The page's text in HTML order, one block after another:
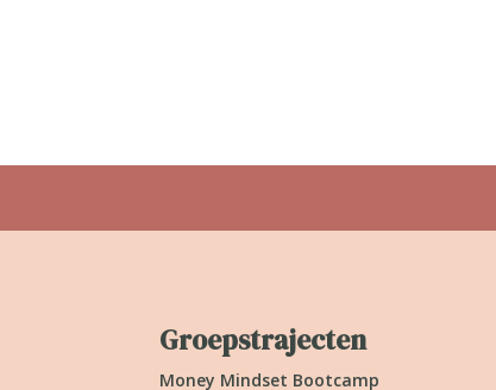
Groepstrajecten
Money Mindset Bootcamp